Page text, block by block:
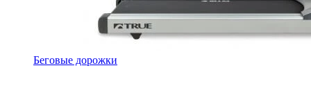
Беговые дорожки